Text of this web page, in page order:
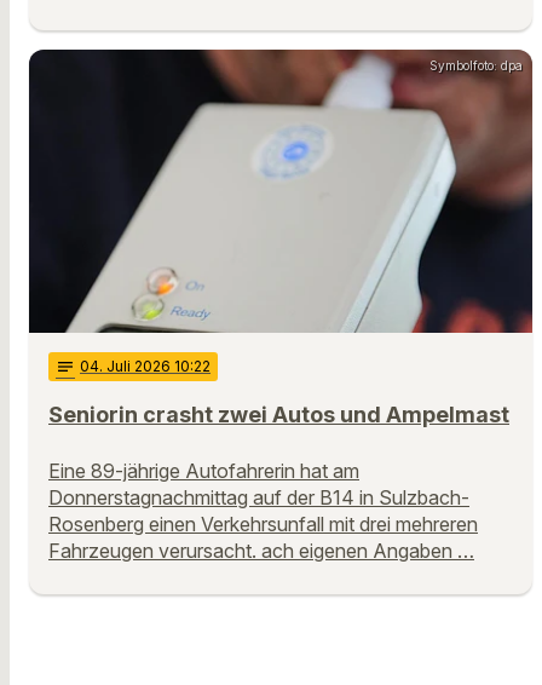
Symbolfoto: dpa
notes 04. Juli 2026 10:22
Seniorin crasht zwei Autos und Ampelmast
Eine 89-jährige Autofahrerin hat am
Donnerstagnachmittag auf der B14 in Sulzbach-
Rosenberg einen Verkehrsunfall mit drei mehreren
Fahrzeugen verursacht. ach eigenen Angaben …